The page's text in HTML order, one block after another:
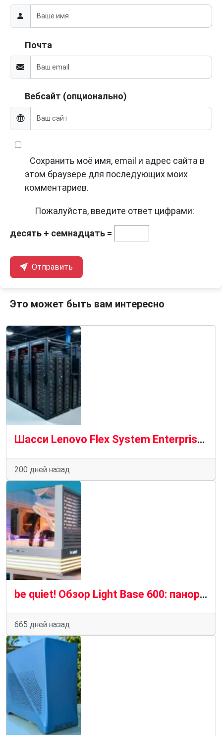
Почта
Вебсайт (опционально)
Сохранить моё имя, email и адрес сайта в
этом браузере для последующих моих
комментариев.
Пожалуйста, введите ответ цифрами:
десять + семнадцать =
Отправить
Это может быть вам интересно
Шасси Lenovo Flex System Enterprise Chassis: модульная инфраструктура для современных ЦОД и корпоративных ИТ-систем
200 дней назад
be quiet! Обзор Light Base 600: панорамное совершенство
665 дней назад